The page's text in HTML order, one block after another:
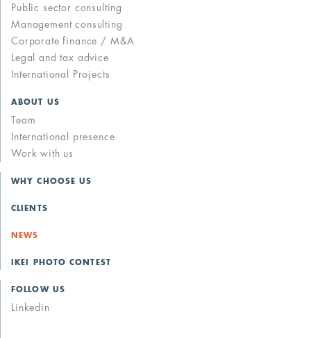
Public sector consulting
Management consulting
Corporate finance / M&A
Legal and tax advice
International Projects
ABOUT US
Team
International presence
Work with us
WHY CHOOSE US
CLIENTS
NEWS
IKEI PHOTO CONTEST
FOLLOW US
Linkedin